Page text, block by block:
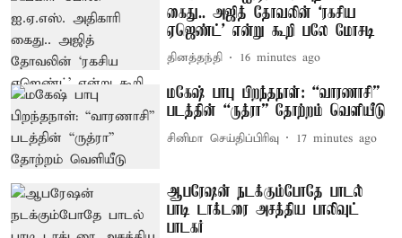
கைது.. அஜித் தோவலின் ‘ரகசிய
ஏஜெண்ட்’ என்று கூறி பலே மோசடி
தினத்தந்தி 16 minutes ago
மகேஷ் பாபு பிறந்தநாள்: “வாரணாசி”
படத்தின் “ருத்ரா” தோற்றம் வெளியீடு
சினிமா செய்திப்பிரிவு 17 minutes ago
ஆபரேஷன் நடக்கும்போதே பாடல்
பாடி டாக்டரை அசத்திய பாலிவுட்
பாடகர்